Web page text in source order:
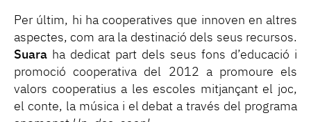
Per últim, hi ha cooperatives que innoven en altres
aspectes, com ara la destinació dels seus recursos.
Suara ha dedicat part dels seus fons d’educació i
promoció cooperativa del 2012 a promoure els
valors cooperatius a les escoles mitjançant el joc,
el conte, la música i el debat a través del programa